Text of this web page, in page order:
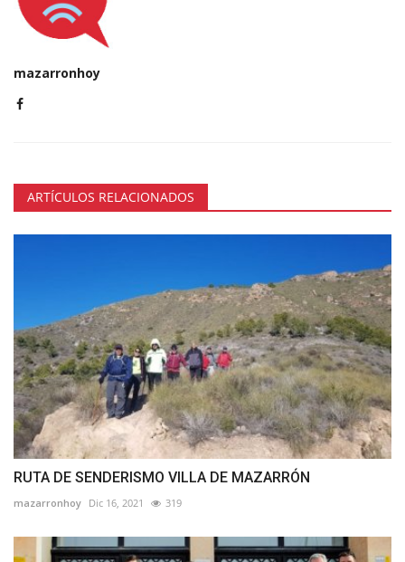
mazarronhoy
ARTÍCULOS RELACIONADOS
RUTA DE SENDERISMO VILLA DE MAZARRÓN
mazarronhoy Dic 16, 2021 319